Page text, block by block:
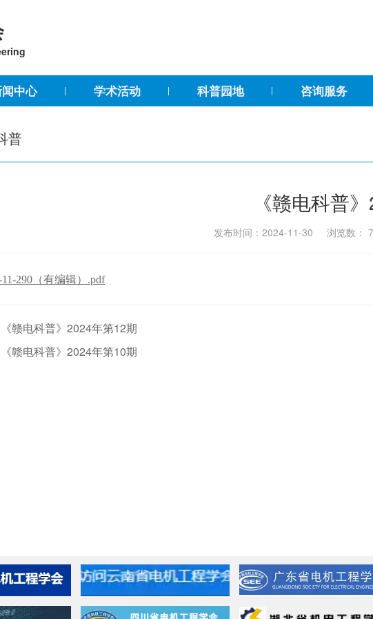
中心 学术活动 科普园地 咨询服务
普
《赣电科普
发布时间：2024-11-30 浏览数：
290（有编辑）.pdf
赣电科普》2024年第12期
赣电科普》2024年第10期